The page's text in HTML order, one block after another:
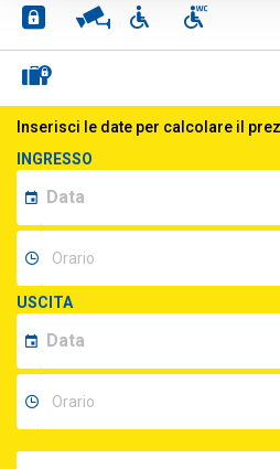
Inserisci le date per calcolare il
INGRESSO
USCITA